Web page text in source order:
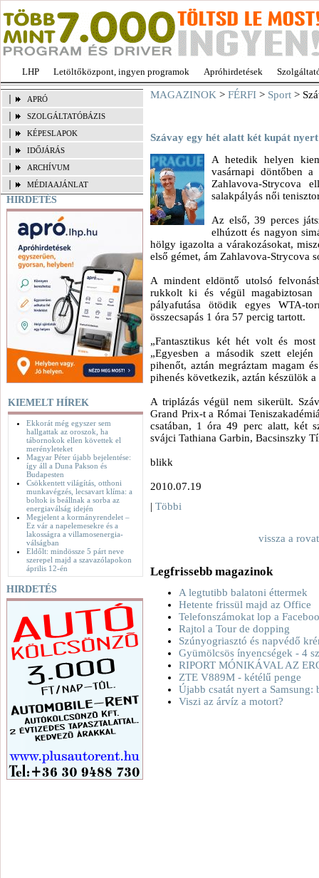
LHP Letöltőközpont, ingyen programok Apróhirdetések
APRÓ
SZOLGÁLTATÓBÁZIS
KÉPESLAPOK
IDŐJÁRÁS
ARCHÍVUM
MÉDIAAJÁNLAT
HIRDETÉS
KIEMELT HÍREK
Ekkorát még egyszer sem
hallgattak az oroszok, ha
tábornokok ellen követtek el
merényleteket
Magyar Péter újabb bejelentése:
így áll a Duna Pakson és
Budapesten
Csökkentett világítás, otthoni
munkavégzés, lecsavart klíma: a
boltok is beállnak a sorba az
energiaválság idején
Megjelent a kormányrendelet –
Ez vár a napelemesekre és a
lakosságra a villamosenergia-
válságban
Eldőlt: mindössze 5 párt neve
szerepel majd a szavazólapokon
április 12-én
HIRDETÉS
MAGAZINOK > FÉRFI > Sport >
Szávay egy hét alatt két kupát nyert
A hetedik helyen
vasárnapi döntőben
Zahlavova-Strycova
salakpályás női
Az első, 39 perces
elhúzott és nagyon
hölgy igazolta a várakozásokat,
első gémet, ám Zahlavova-Strycova
A mindent eldöntő utolsó
rukkolt ki és végül
pályafutása ötödik egyes WTA-
összecsapás 1 óra 57 percig tartott.
„Fantasztikus két hét volt és
„Egyesben a második szett
pihenőt, aztán megráztam magam
pihenés következik, aztán készülök a
A triplázás végül nem sikerült.
Grand Prix-t a Római
csatában, 1 óra 49 perc alatt, két
svájci Tathiana Garbin, Bacsinszky
blikk
2010.07.19
| Többi
vissza a
Legfrissebb magazinok
A legtutibb balatoni éttermek
Hetente frissül majd az Office
Telefonszámokat lop a
Rajtol a Tour de dopping
Szúnyogriasztó és napvédő
Gyümölcsös ínyencségek - 4
RIPORT MÓNIKÁVAL AZ
ZTE V889M - kétélű penge
Újabb csatát nyert a
Viszi az árvíz a motort?